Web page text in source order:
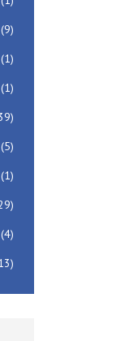
(9)
(1)
(1)
(5)
(1)
(4)